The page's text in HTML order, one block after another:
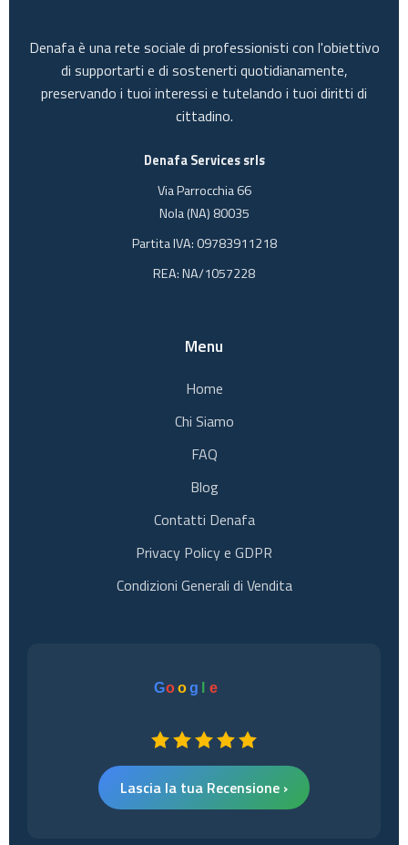
Denafa è una rete sociale di professionisti con l'obiettivo
di supportarti e di sostenerti quotidianamente,
preservando i tuoi interessi e tutelando i tuoi diritti di
cittadino.
Denafa Services srls
Via Parrocchia 66
Nola (NA) 80035
Partita IVA: 09783911218
REA: NA/1057228
Menu
Home
Chi Siamo
FAQ
Blog
Contatti Denafa
Privacy Policy e GDPR
Condizioni Generali di Vendita
Goog e
Lascia la tua Recensione ›